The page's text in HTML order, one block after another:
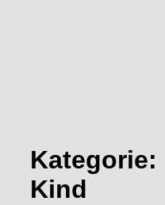
Kategorie:
Kind